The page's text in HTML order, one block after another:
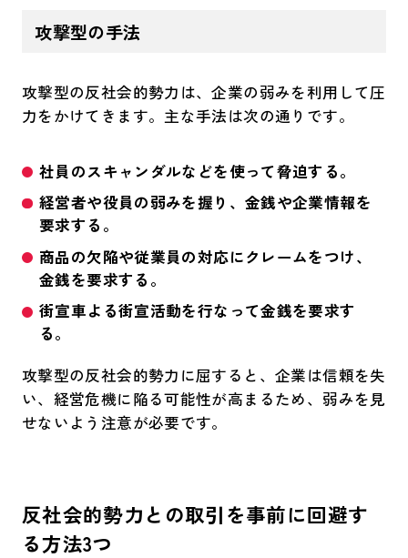
攻撃型の手法
攻撃型の反社会的勢力は、企業の弱みを利用して圧
力をかけてきます。主な手法は次の通りです。
社員のスキャンダルなどを使って脅迫する。
経営者や役員の弱みを握り、金銭や企業情報を
要求する。
商品の欠陥や従業員の対応にクレームをつけ、
金銭を要求する。
街宣車よる街宣活動を行なって金銭を要求す
る。
攻撃型の反社会的勢力に屈すると、企業は信頼を失
い、経営危機に陥る可能性が高まるため、弱みを見
せないよう注意が必要です。
反社会的勢力との取引を事前に回避す
る方法3つ